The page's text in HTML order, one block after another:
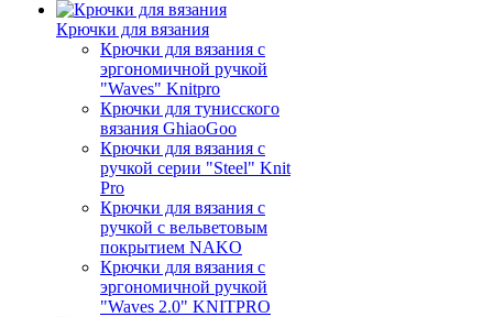
Крючки для вязания
Крючки для вязания с
эргономичной ручкой
"Waves" Knitpro
Крючки для тунисского
вязания GhiaoGoo
Крючки для вязания с
ручкой серии "Steel" Knit
Pro
Крючки для вязания с
ручкой с вельветовым
покрытием NAKO
Крючки для вязания с
эргономичной ручкой
"Waves 2.0" KNITPRO